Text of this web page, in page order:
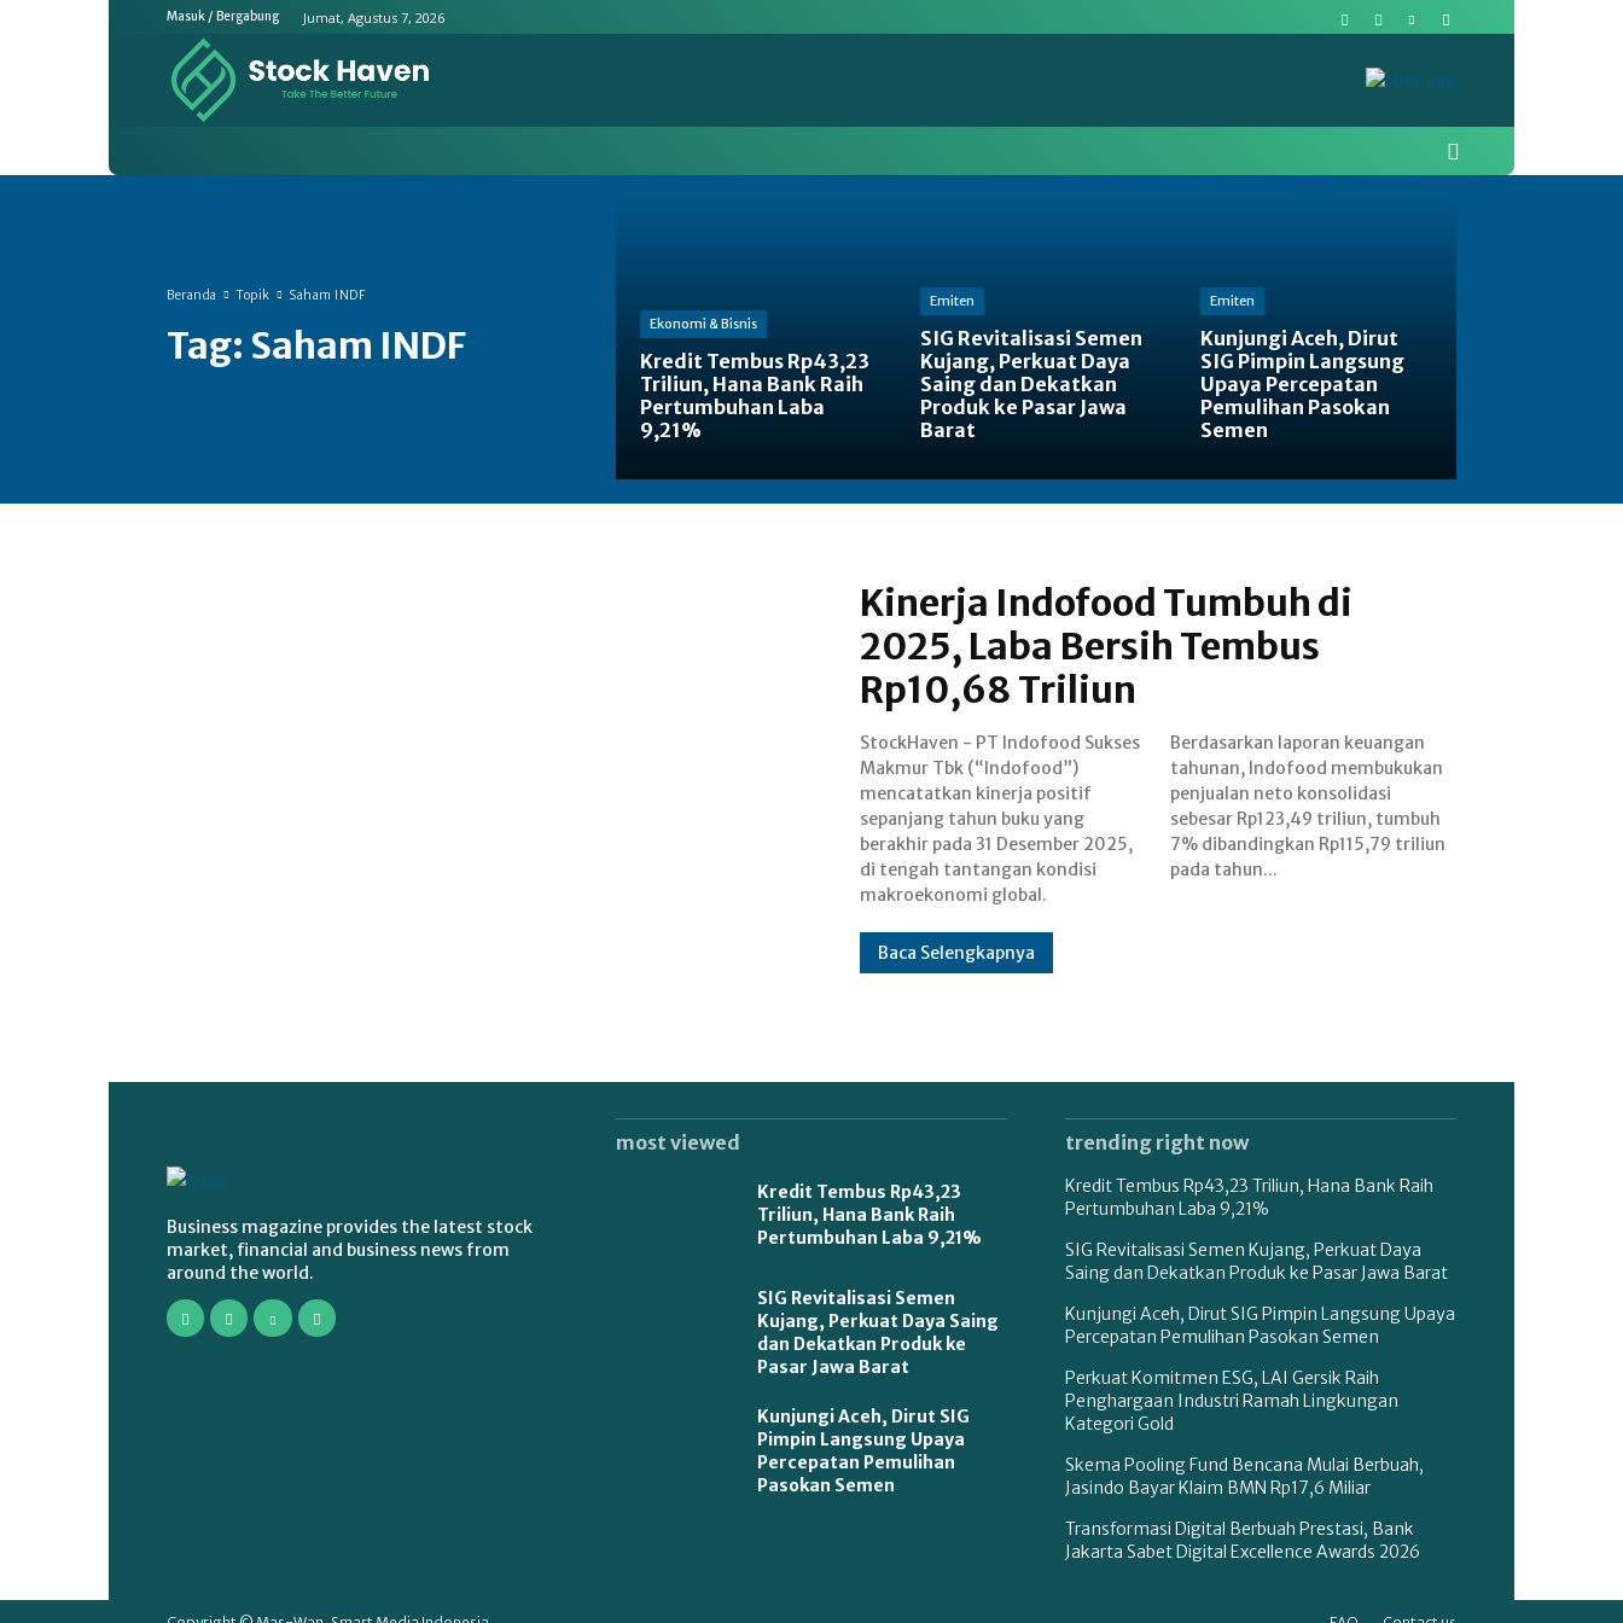
Masuk / Bergabung Jumat, Agustus 7, 2026
Beranda Topik Saham INDF
Tag: Saham INDF Ekonomi & Bisnis
Kredit Tembus Rp43,23
Triliun, Hana Bank Raih
Pertumbuhan Laba
9,21%
Emiten
SIG Revitalisasi Semen
Kujang, Perkuat Daya
Saing dan Dekatkan
Produk ke Pasar Jawa
Barat
Emiten
Kunjungi Aceh, Dirut
SIG Pimpin Langsung
Upaya Percepatan
Pemulihan Pasokan
Semen
Kinerja Indofood Tumbuh di
2025, Laba Bersih Tembus
Rp10,68 Triliun
StockHaven - PT Indofood Sukses
Makmur Tbk (“Indofood”)
mencatatkan kinerja positif
sepanjang tahun buku yang
berakhir pada 31 Desember 2025,
di tengah tantangan kondisi
makroekonomi global.
Berdasarkan laporan keuangan
tahunan, Indofood membukukan
penjualan neto konsolidasi
sebesar Rp123,49 triliun, tumbuh
7% dibandingkan Rp115,79 triliun
pada tahun...
Baca Selengkapnya
Business magazine provides the latest stock
market, financial and business news from
around the world.
most viewed
Kredit Tembus Rp43,23
Triliun, Hana Bank Raih
Pertumbuhan Laba 9,21%
SIG Revitalisasi Semen
Kujang, Perkuat Daya Saing
dan Dekatkan Produk ke
Pasar Jawa Barat
Kunjungi Aceh, Dirut SIG
Pimpin Langsung Upaya
Percepatan Pemulihan
Pasokan Semen
trending right now
Kredit Tembus Rp43,23 Triliun, Hana Bank Raih
Pertumbuhan Laba 9,21%
SIG Revitalisasi Semen Kujang, Perkuat Daya
Saing dan Dekatkan Produk ke Pasar Jawa Barat
Kunjungi Aceh, Dirut SIG Pimpin Langsung Upaya
Percepatan Pemulihan Pasokan Semen
Perkuat Komitmen ESG, LAI Gersik Raih
Penghargaan Industri Ramah Lingkungan
Kategori Gold
Skema Pooling Fund Bencana Mulai Berbuah,
Jasindo Bayar Klaim BMN Rp17,6 Miliar
Transformasi Digital Berbuah Prestasi, Bank
Jakarta Sabet Digital Excellence Awards 2026